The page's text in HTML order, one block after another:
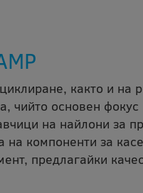
както и на
чийто основен
на найлони за
компоненти за
предлагайки